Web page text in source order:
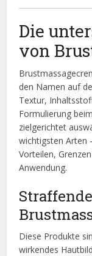
Die
von
den Namen auf
Textur,
Formulierung
zielgerichtet
wichtigsten Arten
Vorteilen,
Anwendung.
Diese Produkte
wirkendes